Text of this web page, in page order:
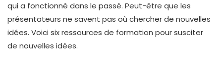
qui a fonctionné dans le passé. Peut-être que les
présentateurs ne savent pas où chercher de nouvelles
idées. Voici six ressources de formation pour susciter
de nouvelles idées.